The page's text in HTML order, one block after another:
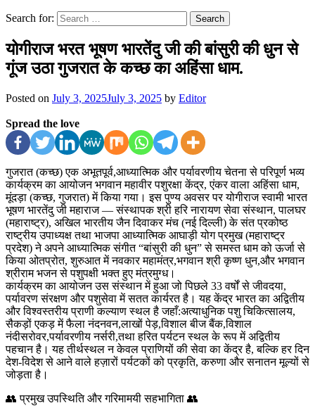
Search for:
योगीराज भरत भूषण भारतेंदु जी की बांसुरी की धुन से
गूंज उठा गुजरात के कच्छ का अहिंसा धाम.
Posted on July 3, 2025July 3, 2025 by Editor
Spread the love
गुजरात (कच्छ) एक अभूतपूर्व,आध्यात्मिक और पर्यावरणीय चेतना से परिपूर्ण भव्य
कार्यक्रम का आयोजन भगवान महावीर पशुरक्षा केंद्र, एंकर वाला अहिंसा धाम,
मूंदड़ा (कच्छ, गुजरात) में किया गया। इस पुण्य अवसर पर योगीराज स्वामी भारत
भूषण भारतेंदु जी महाराज — संस्थापक श्री हरि नारायण सेवा संस्थान, पालघर
(महाराष्ट्र), अखिल भारतीय जैन दिवाकर मंच (नई दिल्ली) के संत प्रकोष्ठ
राष्ट्रीय उपाध्यक्ष तथा भाजपा आध्यात्मिक आघाड़ी योग प्रमुख (महाराष्ट्र
प्रदेश) ने अपने आध्यात्मिक संगीत “बांसुरी की धुन” से समस्त धाम को ऊर्जा से
किया ओतप्रोत, शुरुआत में नवकार महामंत्र,भगवान श्री कृष्ण धुन,और भगवान
श्रीराम भजन से पशुपक्षी भक्त हुए मंत्रमुग्ध।
कार्यक्रम का आयोजन उस संस्थान में हुआ जो पिछले 33 वर्षों से जीवदया,
पर्यावरण संरक्षण और पशुसेवा में सतत कार्यरत है। यह केंद्र भारत का अद्वितीय
और विश्वस्तरीय प्राणी कल्याण स्थल है जहाँ:अत्याधुनिक पशु चिकित्सालय,
सैकड़ों एकड़ में फैला नंदनवन,लाखों पेड़,विशाल बीज बैंक,विशाल
नंदीसरोवर,पर्यावरणीय नर्सरी,तथा हरित पर्यटन स्थल के रूप में अद्वितीय
पहचान है। यह तीर्थस्थल न केवल प्राणियों की सेवा का केंद्र है, बल्कि हर दिन
देश-विदेश से आने वाले हज़ारों पर्यटकों को प्रकृति, करुणा और सनातन मूल्यों से
जोड़ता है।
👥 प्रमुख उपस्थिति और गरिमामयी सहभागिता 👥